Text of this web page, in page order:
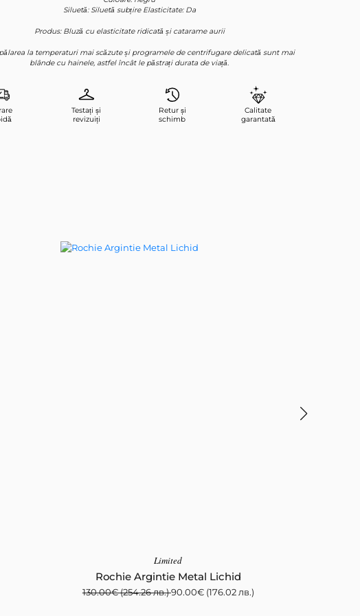
Siluetă: Siluetă subțire Elasticitate: Da
Produs: Bluză cu elasticitate ridicată și catarame aurii
la temperaturi mai scăzute și programele de centrifugare delicată sunt mai
blânde cu hainele, astfel încât le păstrați durata de viață.
Testați și
revizuiți
Retur și
schimb
Calitate
garantată
Limited
Rochie Argintie Metal Lichid
130.00€(254.26 лв.)90.00€ (176.02 лв.)